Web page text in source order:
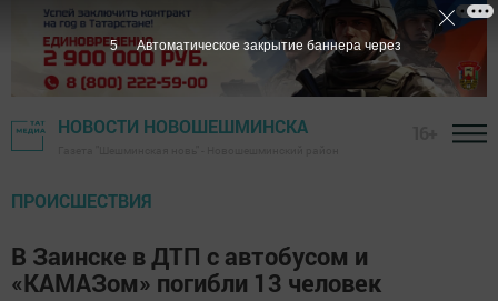
НОВОСТИ НОВОШЕШМИНСКА
ПРОИСШЕСТВИЯ
В Заинске в ДТП с автобусом и
«КАМАЗом» погибли 13 человек
5 Автоматическое закрытие баннера через